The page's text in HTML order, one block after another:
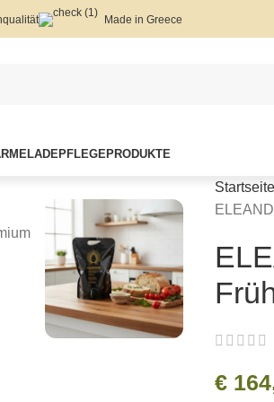
Made in Greece
PFLEGEPRODUKTE
Startseite
€